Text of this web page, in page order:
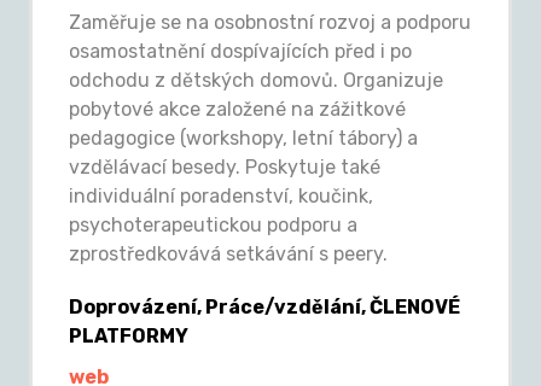
Zaměřuje se na osobnostní rozvoj a podporu
osamostatnění dospívajících před i po
odchodu z dětských domovů. Organizuje
pobytové akce založené na zážitkové
pedagogice (workshopy, letní tábory) a
vzdělávací besedy. Poskytuje také
individuální poradenství, koučink,
psychoterapeutickou podporu a
zprostředkovává setkávání s peery.
Doprovázení, Práce/vzdělání, ČLENOVÉ
PLATFORMY
web